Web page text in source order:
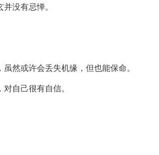
没有忌惮。
然或许会丢失机缘，但也能保命。
自己很有自信。